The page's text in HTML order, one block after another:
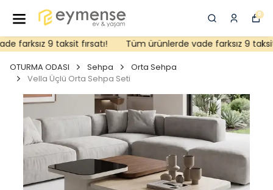
0
farksız 9 taksit fırsatı! Tüm ürünlerde vade farksız 9 taksit
OTURMA ODASI Sehpa
Orta Sehpa
Vella Üçlü Orta Sehpa Seti